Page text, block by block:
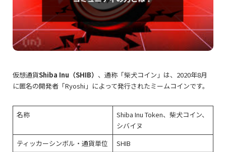
仮想通貨Shiba Inu（SHIB） 、通称「柴犬コイン」は、2020年8月
に匿名の開発者「Ryoshi」によって発行されたミームコインです。
名称
Shiba Inu Token、柴犬コイン、
シバイヌ
ティッカーシンボル・通貨単位
SHIB